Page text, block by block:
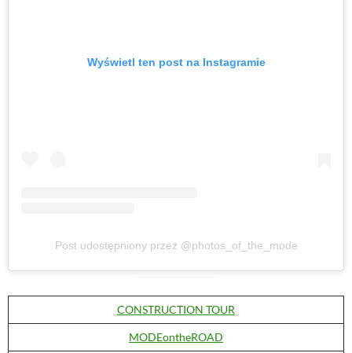
Wyświetl ten post na Instagramie
Post udostępniony przez @photos_of_the_mode
CONSTRUCTION TOUR
MODEontheROAD